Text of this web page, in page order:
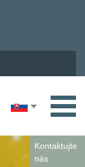
Kontaktujte
nás